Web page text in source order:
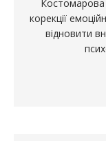
Костомарова
корекції
відновити